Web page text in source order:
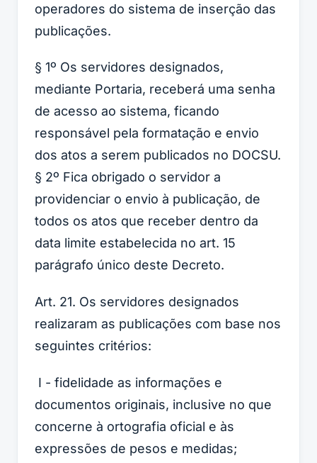
operadores do sistema de inserção das
publicações.
§ 1º Os servidores designados,
mediante Portaria, receberá uma senha
de acesso ao sistema, ficando
responsável pela formatação e envio
dos atos a serem publicados no DOCSU.
§ 2º Fica obrigado o servidor a
providenciar o envio à publicação, de
todos os atos que receber dentro da
data limite estabelecida no art. 15
parágrafo único deste Decreto.
Art. 21. Os servidores designados
realizaram as publicações com base nos
seguintes critérios:
I - fidelidade as informações e
documentos originais, inclusive no que
concerne à ortografia oficial e às
expressões de pesos e medidas;